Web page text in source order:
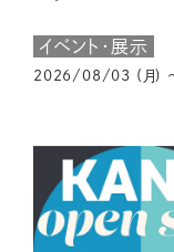
イベント・展示
2026/08/03 (月)